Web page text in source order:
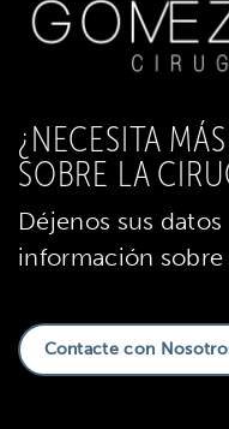
¿NECESITA
SOBRE LA
Déjenos sus
información
Contacte con